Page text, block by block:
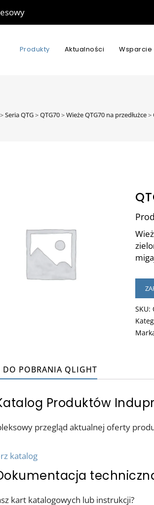
Produkty Aktualności Wsparcie
>Seria QTG>QTG70>Wieże QTG70 na przedłużce>
SKU:
DO POBRANIA QLIGHT
Produktów
przegląd aktualnej oferty
katalog
kart katalogowych lub instrukcji?